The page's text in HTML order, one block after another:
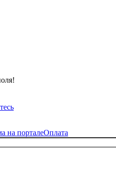
на порталеОплата